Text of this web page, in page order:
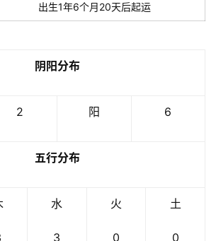
出生1年6个月20天后起运
阴阳分布
2 阳 6
五行分布
水
3
火
0
土
0